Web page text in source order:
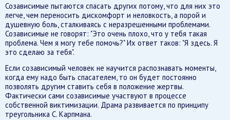
Созависимые пытаются спасать других потому, что для них это
легче, чем переносить дискомфорт и неловкость, а порой и
душевную боль, сталкиваясь с неразрешенными проблемами.
Созависимые не говорят: "Это очень плохо, что у тебя такая
проблема. Чем я могу тебе помочь?" Их ответ таков: "Я здесь. Я
это сделаю за тебя".
Если созависимый человек не научится распознавать моменты,
когда ему надо быть спасателем, то он будет постоянно
позволять другим ставить себя в положение жертвы.
Фактически сами созависимые участвуют в процессе
собственной виктимизации. Драма развивается по принципу
треугольника С. Карпмана.